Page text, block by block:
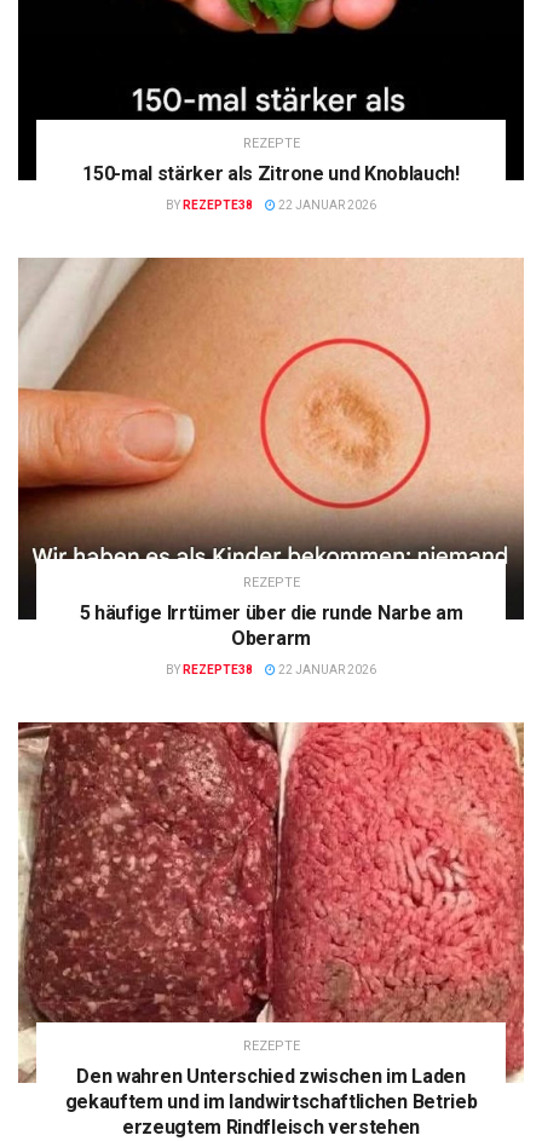
REZEPTE
150-mal stärker als Zitrone und Knoblauch!
BY REZEPTE38 22 JANUAR 2026
REZEPTE
5 häufige Irrtümer über die runde Narbe am
Oberarm
BY REZEPTE38 22 JANUAR 2026
REZEPTE
Den wahren Unterschied zwischen im Laden
gekauftem und im landwirtschaftlichen Betrieb
erzeugtem Rindfleisch verstehen